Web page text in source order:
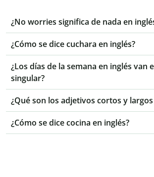
¿No worries significa de nada en
¿Cómo se dice cuchara en inglés?
¿Los días de la semana en inglés van
singular?
¿Qué son los adjetivos cortos y
¿Cómo se dice cocina en inglés?